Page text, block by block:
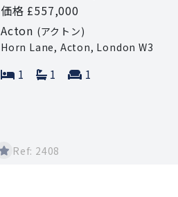
価格 £557,000
Acton (アクトン)
Horn Lane, Acton, London W3
Bedrooms:
1 Bathrooms:
1 Reception rooms:
1
Ref: 2408